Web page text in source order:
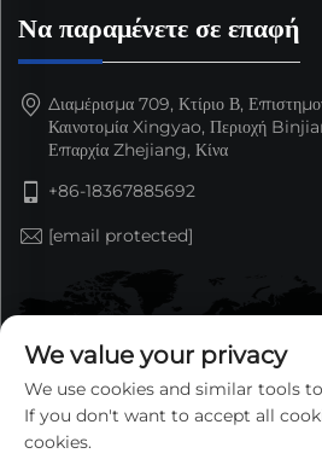
Να παραμένετε σε επαφή
Διαμέρισμα 709, Κτίριο Β,
Καινοτομία Xingyao, Περιοχή
Επαρχία Zhejiang, Κίνα
+86-18367885692
[email protected]
We value your privacy
We use cookies and similar tools
If you don't want to accept all
cookies.